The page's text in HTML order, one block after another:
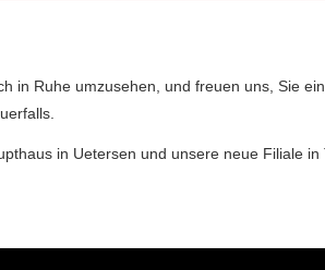
in Ruhe umzusehen, und freuen uns, Sie
in Uetersen und unsere neue Filiale in